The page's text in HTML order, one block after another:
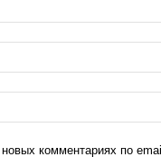
комментариях по